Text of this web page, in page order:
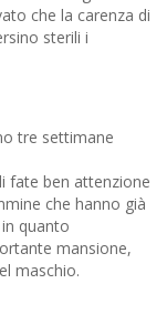
che la carenza di
sterili i
tre settimane
fate ben attenzione
che hanno già
quanto
mansione,
maschio.